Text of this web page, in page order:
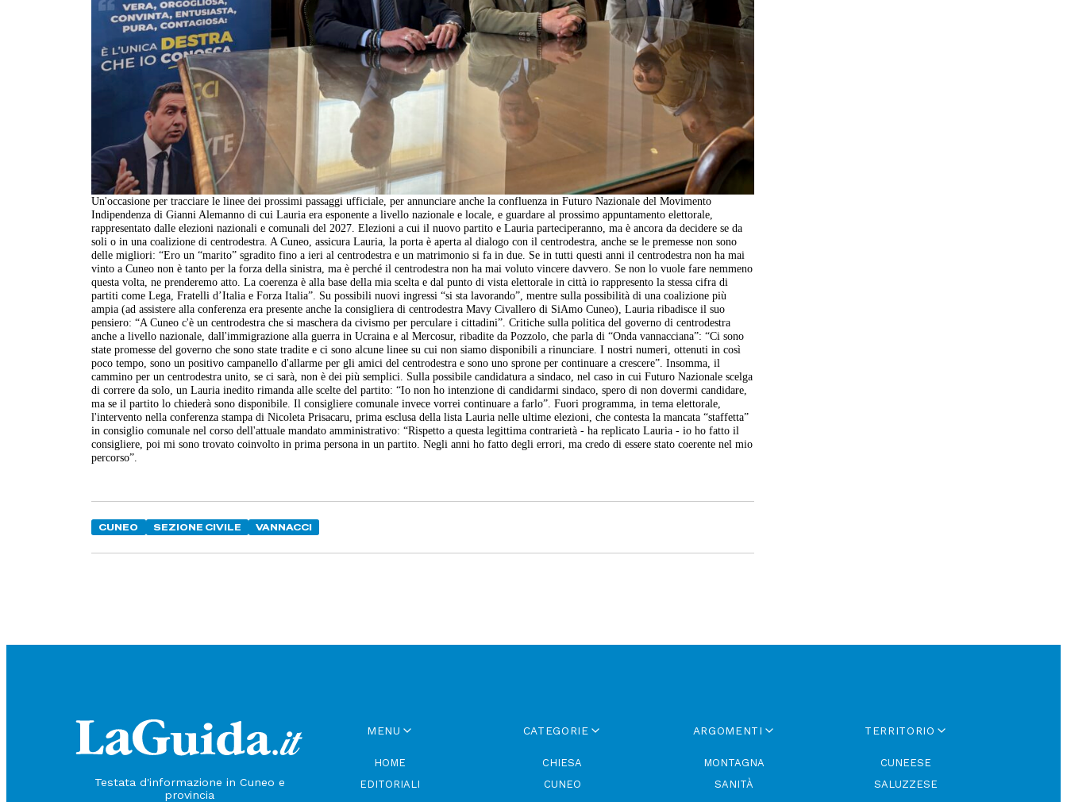
Un'occasione per tracciare le linee dei prossimi passaggi ufficiale, per annunciare anche la confluenza in Futuro Nazionale del Movimento
Indipendenza di Gianni Alemanno di cui Lauria era esponente a livello nazionale e locale, e guardare al prossimo appuntamento elettorale,
rappresentato dalle elezioni nazionali e comunali del 2027. Elezioni a cui il nuovo partito e Lauria parteciperanno, ma è ancora da decidere se da
soli o in una coalizione di centrodestra. A Cuneo, assicura Lauria, la porta è aperta al dialogo con il centrodestra, anche se le premesse non sono
delle migliori: “Ero un “marito” sgradito fino a ieri al centrodestra e un matrimonio si fa in due. Se in tutti questi anni il centrodestra non ha mai
vinto a Cuneo non è tanto per la forza della sinistra, ma è perché il centrodestra non ha mai voluto vincere davvero. Se non lo vuole fare nemmeno
questa volta, ne prenderemo atto. La coerenza è alla base della mia scelta e dal punto di vista elettorale in città io rappresento la stessa cifra di
partiti come Lega, Fratelli d’Italia e Forza Italia”. Su possibili nuovi ingressi “si sta lavorando”, mentre sulla possibilità di una coalizione più
ampia (ad assistere alla conferenza era presente anche la consigliera di centrodestra Mavy Civallero di SiAmo Cuneo), Lauria ribadisce il suo
pensiero: “A Cuneo c'è un centrodestra che si maschera da civismo per perculare i cittadini”. Critiche sulla politica del governo di centrodestra
anche a livello nazionale, dall'immigrazione alla guerra in Ucraina e al Mercosur, ribadite da Pozzolo, che parla di “Onda vannacciana”: “Ci sono
state promesse del governo che sono state tradite e ci sono alcune linee su cui non siamo disponibili a rinunciare. I nostri numeri, ottenuti in così
poco tempo, sono un positivo campanello d'allarme per gli amici del centrodestra e sono uno sprone per continuare a crescere”. Insomma, il
cammino per un centrodestra unito, se ci sarà, non è dei più semplici. Sulla possibile candidatura a sindaco, nel caso in cui Futuro Nazionale scelga
di correre da solo, un Lauria inedito rimanda alle scelte del partito: “Io non ho intenzione di candidarmi sindaco, spero di non dovermi candidare,
ma se il partito lo chiederà sono disponibile. Il consigliere comunale invece vorrei continuare a farlo”. Fuori programma, in tema elettorale,
l'intervento nella conferenza stampa di Nicoleta Prisacaru, prima esclusa della lista Lauria nelle ultime elezioni, che contesta la mancata “staffetta”
in consiglio comunale nel corso dell'attuale mandato amministrativo: “Rispetto a questa legittima contrarietà - ha replicato Lauria - io ho fatto il
consigliere, poi mi sono trovato coinvolto in prima persona in un partito. Negli anni ho fatto degli errori, ma credo di essere stato coerente nel mio
percorso”.
CUNEO SEZIONE CIVILE VANNACCI
Testata d'informazione in Cuneo e
provincia
MENU
HOME
EDITORIALI
CATEGORIE
CHIESA
CUNEO
ARGOMENTI
MONTAGNA
SANITÀ
TERRITORIO
CUNEESE
SALUZZESE